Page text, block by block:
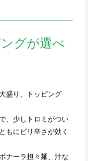
グが選べ
盛り、トッピング
、少しトロミがつい
もにピリ辛さが効く
ナーラ担々麺、汁な